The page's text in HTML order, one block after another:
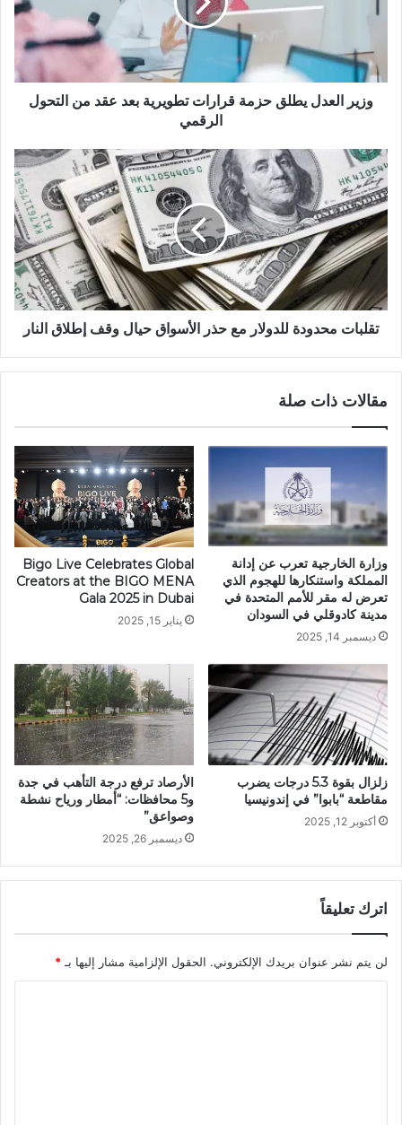
ب
وزير العدل يطلق حزمة قرارات تطويرية بعد عقد من التحول
الرقمي
تقلبات محدودة للدولار مع حذر الأسواق حيال وقف إطلاق النار
مقالات ذات صلة
وزارة الخارجية تعرب عن إدانة
المملكة واستنكارها للهجوم الذي
تعرض له مقر للأمم المتحدة في
مدينة كادوقلي في السودان
ديسمبر 14, 2025
Bigo Live Celebrates Global
Creators at the BIGO MENA
Gala 2025 in Dubai
يناير 15, 2025
زلزال بقوة 5.3 درجات يضرب
مقاطعة “بابوا” في إندونيسيا
أكتوبر 12, 2025
الأرصاد ترفع درجة التأهب في جدة
و5 محافظات: “أمطار ورياح نشطة
وصواعق”
ديسمبر 26, 2025
اترك تعليقاً
لن يتم نشر عنوان بريدك الإلكتروني. الحقول الإلزامية مشار إليها بـ *